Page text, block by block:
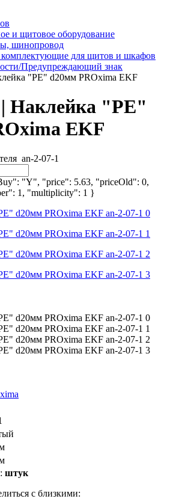
и щитовое оборудование
шинопровод
комплектующие для щитов и шкафов
Предупреждающий знак
"PE" d20мм PROxima EKF
| Наклейка "PE"
EKF
an-2-07-1
"Y", "price": 5.63, "priceOld": 0,
1, "multiplicity": 1 }
штук
с близкими: